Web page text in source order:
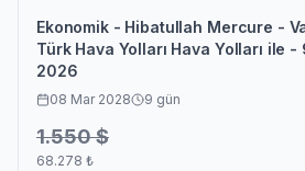
Ekonomik - Hibatullah Mercure -
Türk Hava Yolları Hava Yolları ile
2026
08 Mar 2028 9 gün
1.550$
68.278 ₺